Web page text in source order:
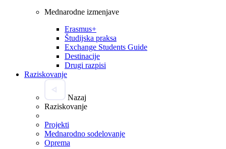
Mednarodne izmenjave
Erasmus+
Študijska praksa
Exchange Students Guide
Destinacije
Drugi razpisi
Raziskovanje
Nazaj
Raziskovanje
Projekti
Mednarodno sodelovanje
Oprema